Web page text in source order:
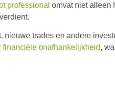
professional omvat niet alleen
nieuwe trades en andere
financiële onafhankelijkheid,